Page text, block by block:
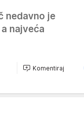
nedavno je
najveća
Komentiraj